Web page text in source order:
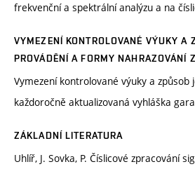
frekvenční a spektrální analýzu a na
VYMEZENÍ KONTROLOVANÉ VÝUKY A
PROVÁDĚNÍ A FORMY NAHRAZOVÁNÍ
Vymezení kontrolované výuky a
každoročně aktualizovaná vyhláška
ZÁKLADNÍ LITERATURA
Uhlíř, J. Sovka, P. Číslicové zpracování